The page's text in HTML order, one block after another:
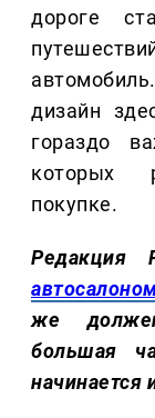
дороге
дизайн
гораздо
которых
покупке.
Редакция
же
большая
начинается